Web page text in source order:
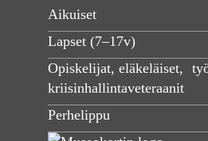
Aikuiset
Lapset (7–17v)
Opiskelijat, eläkeläiset,
kriisinhallintaveteraanit
Perhelippu